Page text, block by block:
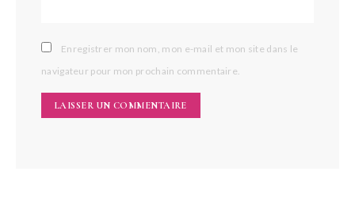
Enregistrer mon nom, mon e-mail et mon site dans le
navigateur pour mon prochain commentaire.